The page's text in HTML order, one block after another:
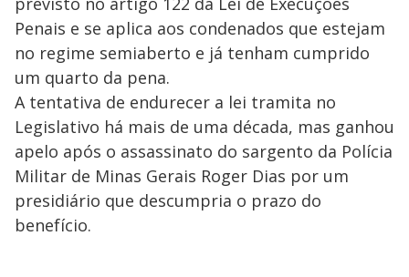
Penais e se aplica aos condenados que estejam
no regime semiaberto e já tenham cumprido
um quarto da pena.
A tentativa de endurecer a lei tramita no
Legislativo há mais de uma década, mas ganhou
apelo após o assassinato do sargento da Polícia
Militar de Minas Gerais Roger Dias por um
presidiário que descumpria o prazo do
benefício.